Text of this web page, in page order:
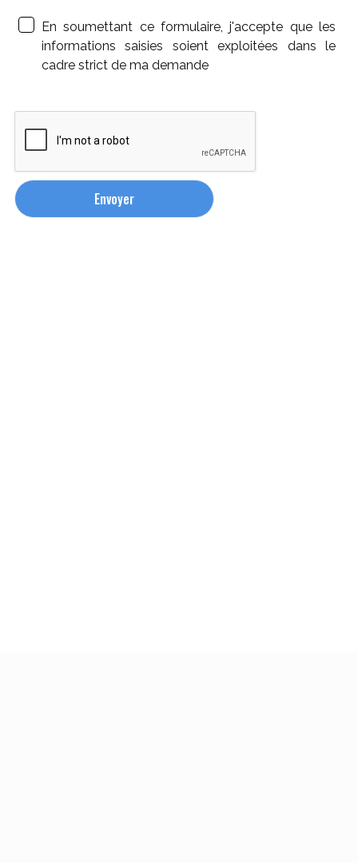
En soumettant ce formulaire, j'accepte que les
informations saisies soient exploitées dans le
cadre strict de ma demande